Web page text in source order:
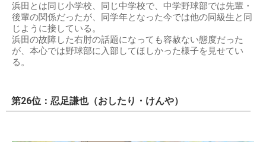
浜田とは同じ小学校、同じ中学校で、中学野球部では先輩・
後輩の関係だったが、同学年となった今では他の同級生と同
じように接している。
浜田の故障した右肘の話題になっても容赦ない態度だった
が、本心では野球部に入部してほしかった様子を見せてい
る。
第26位：忍足謙也（おしたり・けんや）